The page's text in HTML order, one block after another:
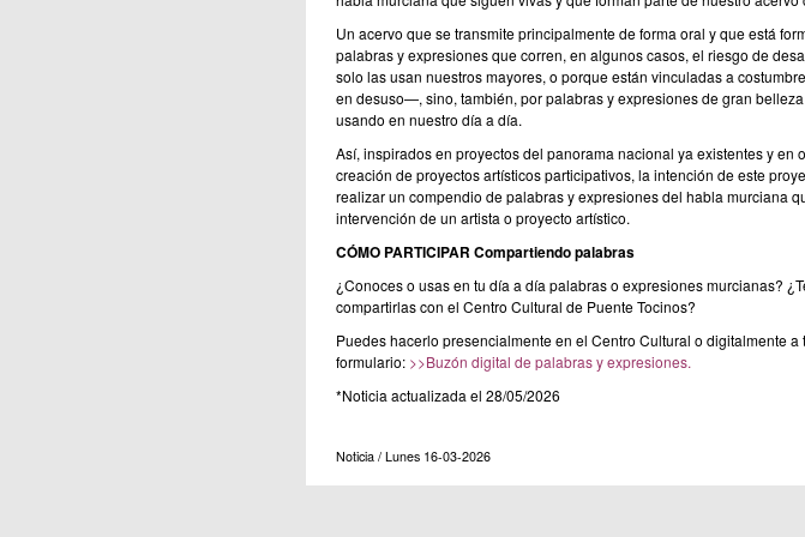
Un acervo que se transmite principalmente de forma oral y que está
palabras y expresiones que corren, en algunos casos, el riesgo de
solo las usan nuestros mayores, o porque están vinculadas a
en desuso—, sino, también, por palabras y expresiones de gran
usando en nuestro día a día.
Así, inspirados en proyectos del panorama nacional ya existentes y en
creación de proyectos artísticos participativos, la intención de este
realizar un compendio de palabras y expresiones del habla murciana
intervención de un artista o proyecto artístico.
CÓMO PARTICIPAR Compartiendo palabras
¿Conoces o usas en tu día a día palabras o expresiones murcianas?
compartirlas con el Centro Cultural de Puente Tocinos?
Puedes hacerlo presencialmente en el Centro Cultural o digitalmente a
formulario: >>Buzón digital de palabras y expresiones.
*Noticia actualizada el 28/05/2026
Noticia / Lunes 16-03-2026